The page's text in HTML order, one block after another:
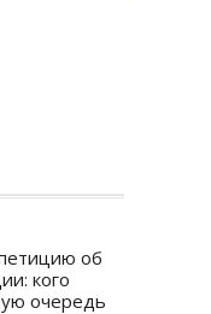
об
кого
очередь